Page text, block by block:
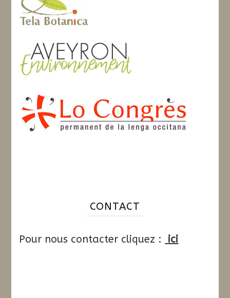
CONTACT
Pour nous contacter cliquez : ici